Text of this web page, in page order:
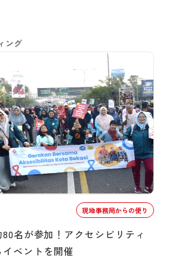
ング
現地事務局からの便り
名が参加！アクセシビリティ
ベントを開催